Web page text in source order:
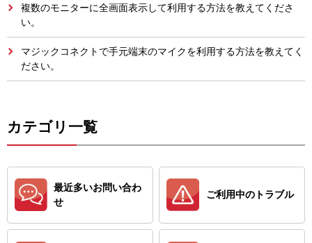
複数のモニターに全画面表示して利用する方法を教えてくださ
い。
マジックコネクトで手元端末のマイクを利用する方法を教えてく
ださい。
カテゴリ一覧
最近多いお問い合わ
せ
ご利用中のトラブル